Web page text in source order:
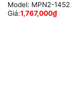
Model: MPN2-1452
Giá:1,767,000₫